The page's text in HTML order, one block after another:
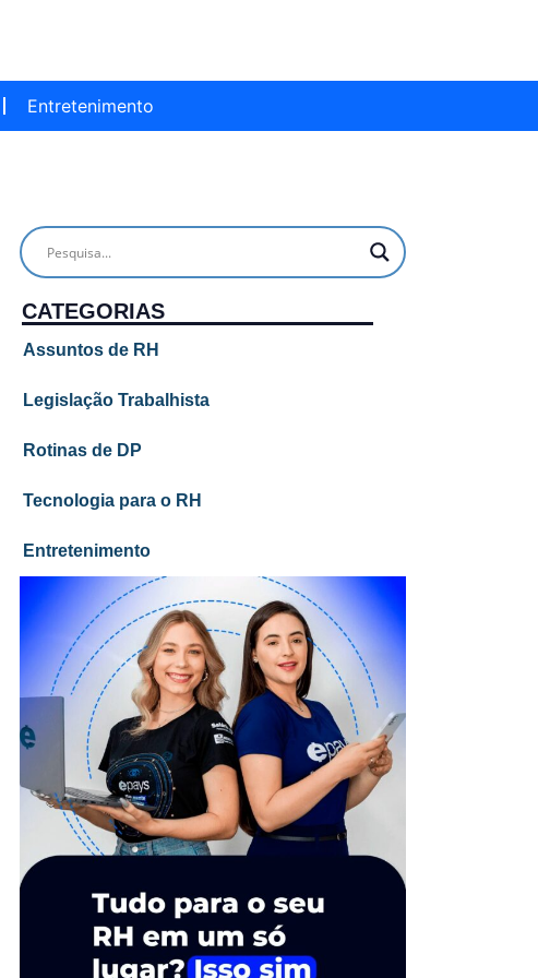
Entretenimento
CATEGORIAS
Assuntos de RH
Legislação Trabalhista
Rotinas de DP
Tecnologia para o RH
Entretenimento